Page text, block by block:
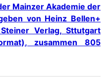
Mainzer Akademie der
von Heinz Bellen+
Verlag, Sttutgart
zusammen 805